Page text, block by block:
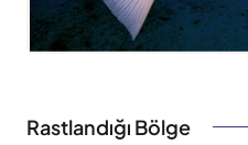
Rastlandığı Bölge